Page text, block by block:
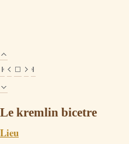
Le kremlin bicetre
Lieu